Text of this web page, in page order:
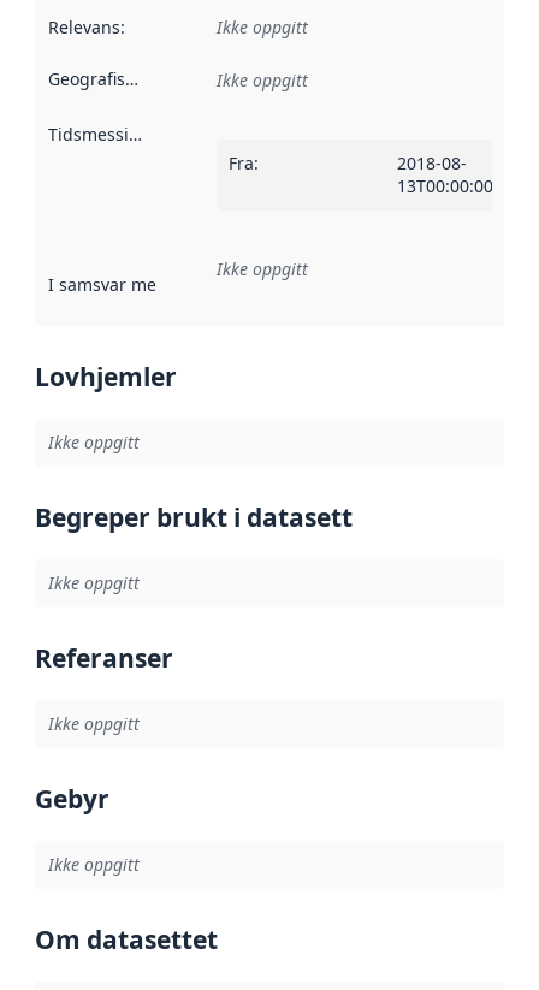
Relevans: Ikke oppgitt
Geografisk avgrensning :
Ikke oppgitt
Tidsmessig avgrensning
Fra:
2018-08-
13T00:00:00Z
I samsvar med Referanse til en implementasjonsregel
Ikke oppgitt
Lovhjemler
Ikke oppgitt
Begreper brukt i datasett
Ikke oppgitt
Referanser
Ikke oppgitt
Gebyr
Ikke oppgitt
Om datasettet